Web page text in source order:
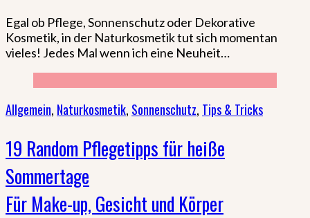
Egal ob Pflege, Sonnenschutz oder Dekorative
Kosmetik, in der Naturkosmetik tut sich momentan
vieles! Jedes Mal wenn ich eine Neuheit…
Allgemein, Naturkosmetik, Sonnenschutz, Tips & Tricks
19 Random Pflegetipps für heiße
Sommertage
Für Make-up, Gesicht und Körper